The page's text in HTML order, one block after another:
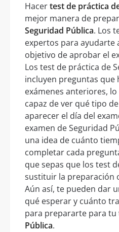
Hacertest de práctica
mejor manera de
Seguridad Pública. Los
expertos para ayudarte
objetivo de aprobar el
Los test de práctica de
incluyen preguntas que
exámenes anteriores,
capaz de ver qué tipo
aparecer el día del
examen de Seguridad
una idea de cuánto
completar cada
que sepas que los test
sustituir la preparación
Aún así, te pueden dar
qué esperar y cuánto
para prepararte para tu
Pública.